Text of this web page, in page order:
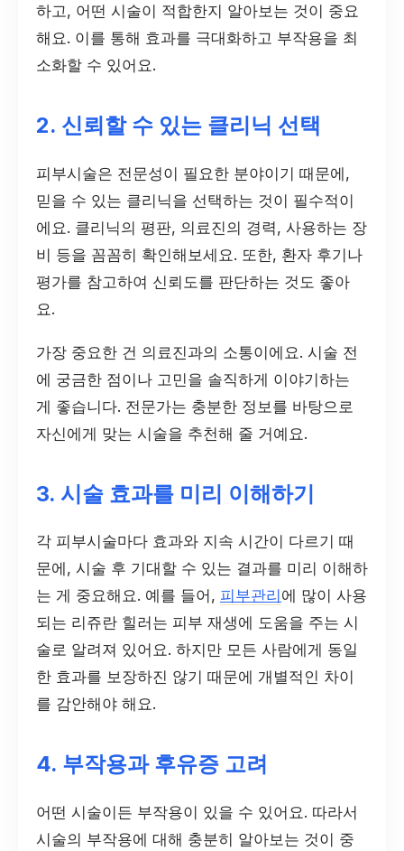
하고, 어떤 시술이 적합한지 알아보는 것이 중요
해요. 이를 통해 효과를 극대화하고 부작용을 최
소화할 수 있어요.
2. 신뢰할 수 있는 클리닉 선택
피부시술은 전문성이 필요한 분야이기 때문에,
믿을 수 있는 클리닉을 선택하는 것이 필수적이
에요. 클리닉의 평판, 의료진의 경력, 사용하는 장
비 등을 꼼꼼히 확인해보세요. 또한, 환자 후기나
평가를 참고하여 신뢰도를 판단하는 것도 좋아
요.
가장 중요한 건 의료진과의 소통이에요. 시술 전
에 궁금한 점이나 고민을 솔직하게 이야기하는
게 좋습니다. 전문가는 충분한 정보를 바탕으로
자신에게 맞는 시술을 추천해 줄 거예요.
3. 시술 효과를 미리 이해하기
각 피부시술마다 효과와 지속 시간이 다르기 때
문에, 시술 후 기대할 수 있는 결과를 미리 이해하
는 게 중요해요. 예를 들어, 피부관리 에 많이 사용
되는 리쥬란 힐러는 피부 재생에 도움을 주는 시
술로 알려져 있어요. 하지만 모든 사람에게 동일
한 효과를 보장하진 않기 때문에 개별적인 차이
를 감안해야 해요.
4. 부작용과 후유증 고려
어떤 시술이든 부작용이 있을 수 있어요. 따라서
시술의 부작용에 대해 충분히 알아보는 것이 중